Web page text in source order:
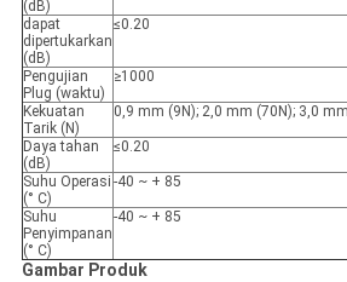
(dB)
dapat
dipertukarkan
(dB)
≤0.20
Pengujian
Plug (waktu)
≥1000
Kekuatan
Tarik (N)
0,9 mm (9N); 2,0 mm (70N); 3,0
Daya tahan
(dB)
≤0.20
Suhu Operasi
(° C)
-40 ~ + 85
Suhu
Penyimpanan
(° C)
-40 ~ + 85
Gambar Produk